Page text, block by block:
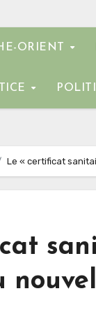
ORIENT
Le « certificat